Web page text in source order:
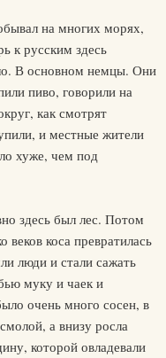
на многих морях,
к русским здесь
В основном немцы. Они
пиво, говорили на
как смотрят
и местные жители
хуже, чем под
здесь был лес. Потом
веков коса превратилась
люди и стали сажать
муку и чаек и
очень много сосен, в
а внизу росла
которой овладевали